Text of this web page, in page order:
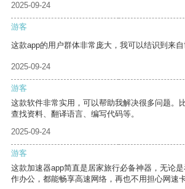
2025-09-24
游客
这款app的用户群体非常庞大，我可以结识到来自
2025-09-24
游客
这款软件非常实用，可以帮助我解决很多问题。
查找资料、翻译语言、编写代码等。
2025-09-24
游客
这款加速器app简直是居家旅行必备神器，无论
作办公，都能畅享高速网络，再也不用担心网速卡